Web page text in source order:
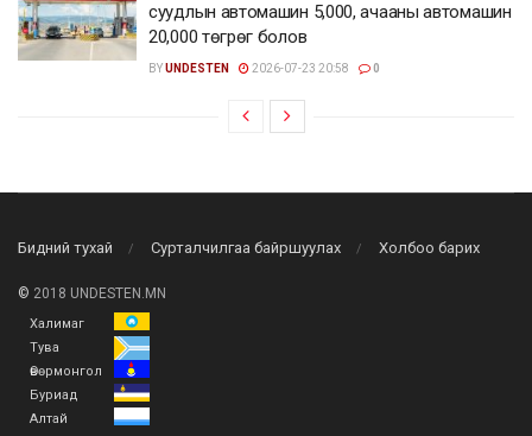
суудлын автомашин 5,000, ачааны автомашин
20,000 төгрөг болов
BYUNDESTEN 2026-07-23 20:58 0
Бидний тухай Сурталчилгаа байршуулах Холбоо барих
© 2018 UNDESTEN.MN
Халимаг
Тува
Өвөрмонгол
Буриад
Алтай